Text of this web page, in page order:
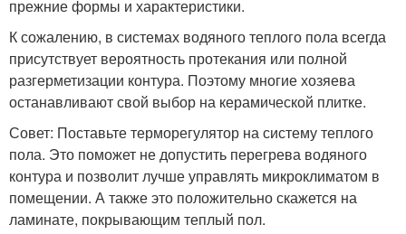
прежние формы и характеристики.
К сожалению, в системах водяного теплого пола всегда
присутствует вероятность протекания или полной
разгерметизации контура. Поэтому многие хозяева
останавливают свой выбор на керамической плитке.
Совет: Поставьте терморегулятор на систему теплого
пола. Это поможет не допустить перегрева водяного
контура и позволит лучше управлять микроклиматом в
помещении. А также это положительно скажется на
ламинате, покрывающим теплый пол.